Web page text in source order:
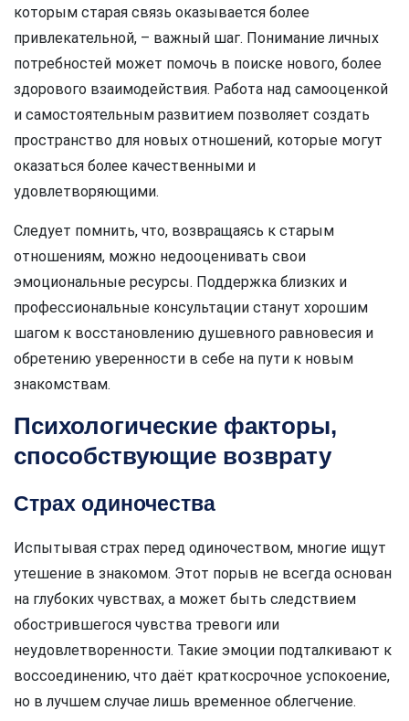
которым старая связь оказывается более
привлекательной, – важный шаг. Понимание личных
потребностей может помочь в поиске нового, более
здорового взаимодействия. Работа над самооценкой
и самостоятельным развитием позволяет создать
пространство для новых отношений, которые могут
оказаться более качественными и
удовлетворяющими.
Следует помнить, что, возвращаясь к старым
отношениям, можно недооценивать свои
эмоциональные ресурсы. Поддержка близких и
профессиональные консультации станут хорошим
шагом к восстановлению душевного равновесия и
обретению уверенности в себе на пути к новым
знакомствам.
Психологические факторы,
способствующие возврату
Страх одиночества
Испытывая страх перед одиночеством, многие ищут
утешение в знакомом. Этот порыв не всегда основан
на глубоких чувствах, а может быть следствием
обострившегося чувства тревоги или
неудовлетворенности. Такие эмоции подталкивают к
воссоединению, что даёт краткосрочное успокоение,
но в лучшем случае лишь временное облегчение.